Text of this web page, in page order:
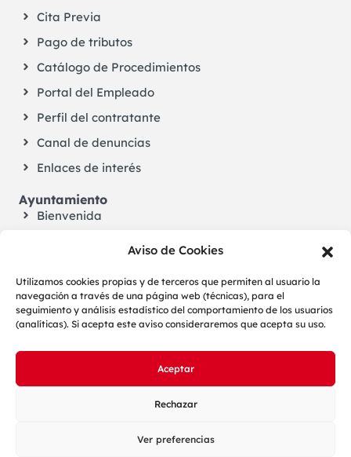
Aviso de Cookies
Utilizamos cookies propias y de terceros que permiten al usuario la
navegación a través de una página web (técnicas), para el
seguimiento y análisis estadístico del comportamiento de los usuarios
(analíticas). Si acepta este aviso consideraremos que acepta su uso.
Aceptar
Rechazar
Ver preferencias
Cita Previa
Pago de tributos
Catálogo de Procedimientos
Portal del Empleado
Perfil del contratante
Canal de denuncias
Enlaces de interés
Ayuntamiento
Bienvenida
Transparencia
Actas – Plenos
Vícar en el BOP
Actualidad y agenda eventos